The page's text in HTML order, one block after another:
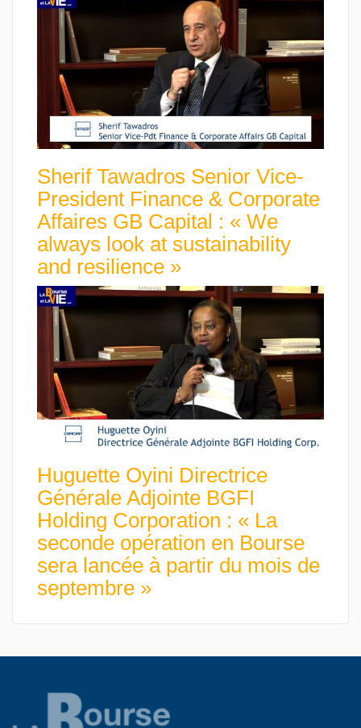
Sherif Tawadros Senior Vice-
President Finance & Corporate
Affaires GB Capital : « We
always look at sustainability
and resilience »
Huguette Oyini Directrice
Générale Adjointe BGFI
Holding Corporation : « La
seconde opération en Bourse
sera lancée à partir du mois de
septembre »